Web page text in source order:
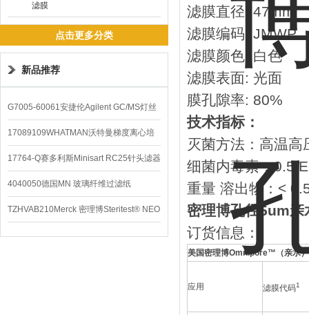
滤膜
点击更多分类
新品推荐
G7005-60061安捷伦Agilent GC/MS灯丝
配件
17089109WHATMAN沃特曼梯度离心培
养基
17764-Q赛多利斯Minisart RC25针头滤器
4040050德国MN 玻璃纤维过滤纸
TZHVAB210Merck 密理博Steritest® NEO
设备
滤膜直径: 47mm
滤膜编码: JMWP
滤膜颜色: 白色
滤膜表面: 光面
膜孔隙率: 80%
技术指标：
灭菌方法：高温高
细菌内毒素：0.5
重量 溶出物：<
密理博孔径5um亲
订货信息：
美国密理博Omnipore™ （亲水）
应用 滤膜代码1